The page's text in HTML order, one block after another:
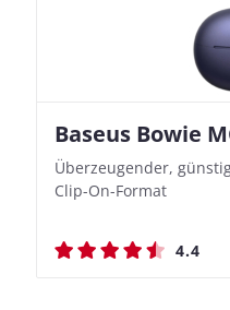
Baseus Bowie
Überzeugender,
Clip-On-Format
4.4
Nothing Ear (3a)
Bassbetonte True
Aufnahmefunktionen
4.4
JBL Live 780NC
Stylischer Over-Ear
beeindruckender
4.5
JBL Live 780NC
Stylischer Over-Ear
beeindruckender
4.5